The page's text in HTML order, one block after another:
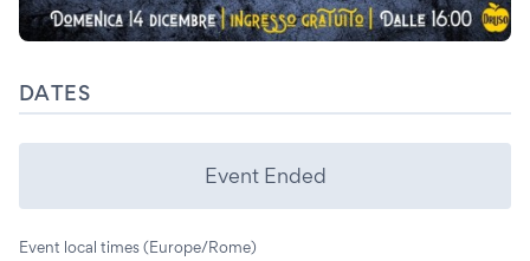
DATES
Event Ended
Event local times (Europe/Rome)